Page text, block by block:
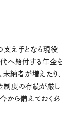
支え手となる現役
へ給付する年金を
未納者が増えたり、
制度の存続が厳し
今から備えておく必